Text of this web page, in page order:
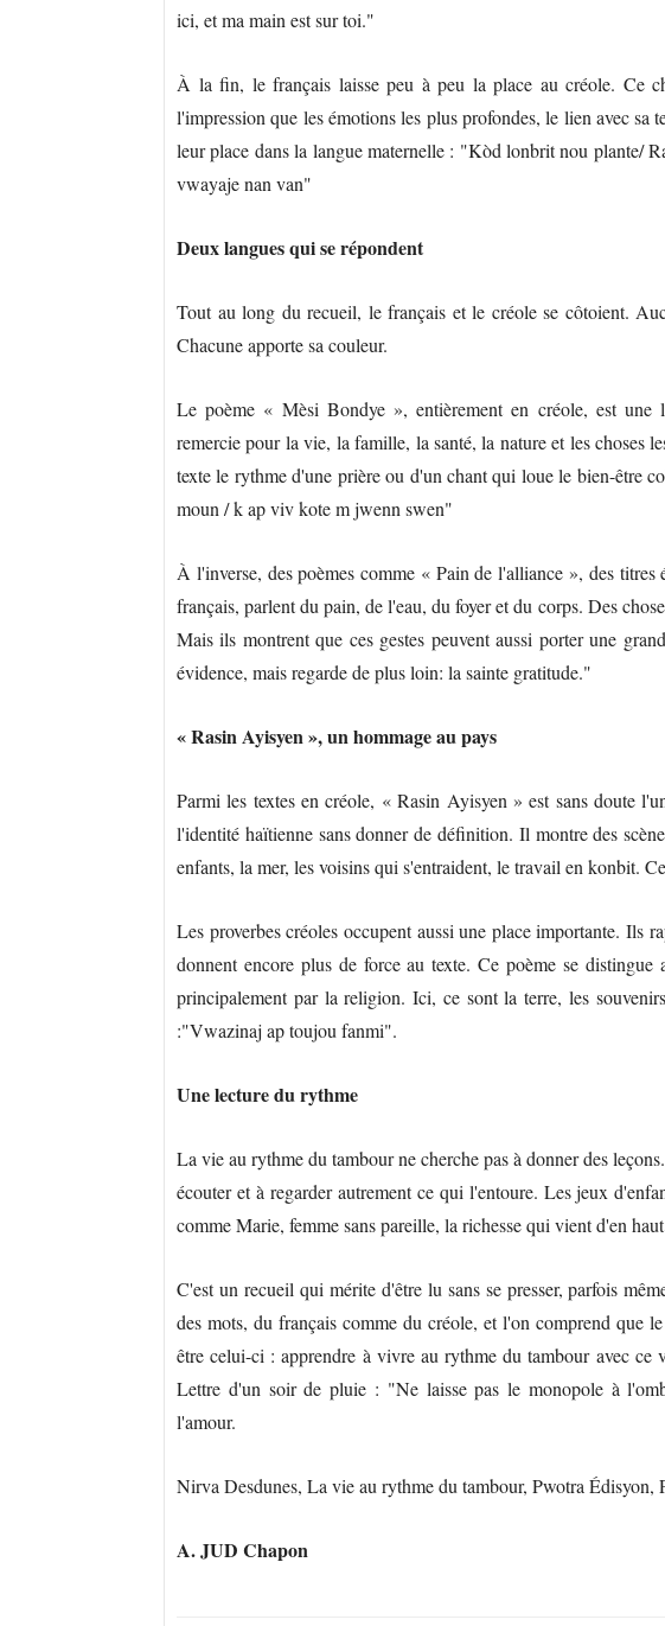
ici, et ma main est sur toi."
À la fin, le français laisse peu à peu la place au créole. Ce
l'impression que les émotions les plus profondes, le lien avec sa
leur place dans la langue maternelle : "Kòd lonbrit nou plante/
vwayaje nan van"
Deux langues qui se répondent
Tout au long du recueil, le français et le créole se côtoient.
Chacune apporte sa couleur.
Le poème « Mèsi Bondye », entièrement en créole, est une
remercie pour la vie, la famille, la santé, la nature et les choses
texte le rythme d'une prière ou d'un chant qui loue le bien-être
moun / k ap viv kote m jwenn swen"
À l'inverse, des poèmes comme « Pain de l'alliance », des titres
français, parlent du pain, de l'eau, du foyer et du corps. Des
Mais ils montrent que ces gestes peuvent aussi porter une
évidence, mais regarde de plus loin: la sainte gratitude."
« Rasin Ayisyen », un hommage au pays
Parmi les textes en créole, « Rasin Ayisyen » est sans doute
l'identité haïtienne sans donner de définition. Il montre des
enfants, la mer, les voisins qui s'entraident, le travail en konbit.
Les proverbes créoles occupent aussi une place importante. Ils
donnent encore plus de force au texte. Ce poème se
principalement par la religion. Ici, ce sont la terre, les
:"Vwazinaj ap toujou fanmi".
Une lecture du rythme
La vie au rythme du tambour ne cherche pas à donner des
écouter et à regarder autrement ce qui l'entoure. Les jeux
comme Marie, femme sans pareille, la richesse qui vient d'en
C'est un recueil qui mérite d'être lu sans se presser, parfois
des mots, du français comme du créole, et l'on comprend que
être celui-ci : apprendre à vivre au rythme du tambour avec ce
Lettre d'un soir de pluie : "Ne laisse pas le monopole à
l'amour.
Nirva Desdunes, La vie au rythme du tambour, Pwotra Édisyon,
A. JUD Chapon